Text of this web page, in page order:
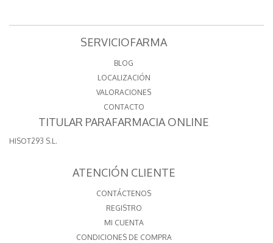
SERVICIOFARMA
BLOG
LOCALIZACIÓN
VALORACIONES
CONTACTO
TITULAR PARAFARMACIA ONLINE
HISOT293 S.L.
ATENCIÓN CLIENTE
CONTÁCTENOS
REGISTRO
MI CUENTA
CONDICIONES DE COMPRA